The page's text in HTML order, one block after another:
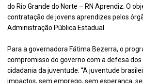
do Rio Grande do Norte – RN Aprendiz. O
contratação de jovens aprendizes pelos
Administração Pública Estadual.
Para a governadora Fátima Bezerra, o
compromisso do governo com a defesa dos
cidadania da juventude. “A juventude
impactos, sem emprego, sem esperança,